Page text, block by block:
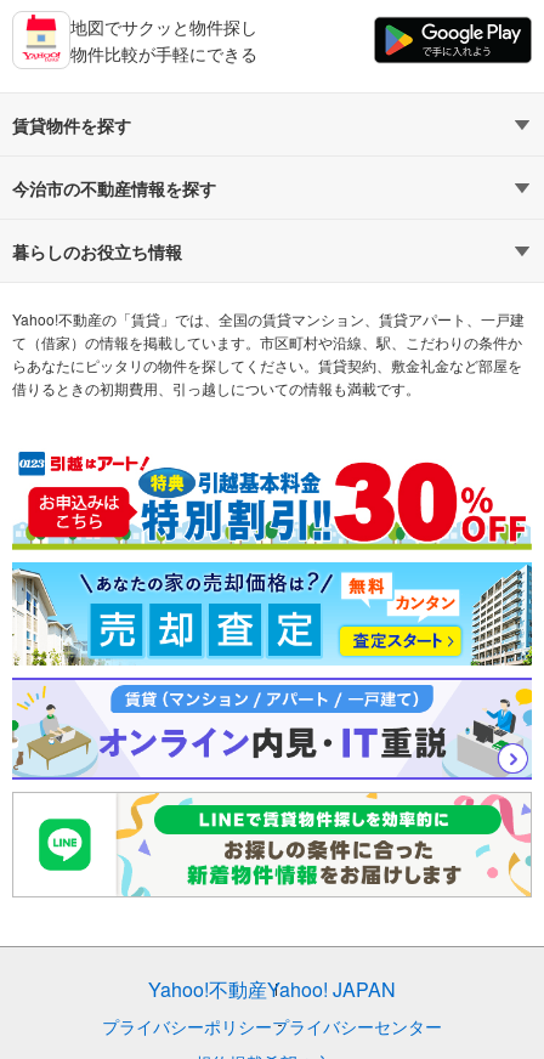
地図でサクッと物件探し
物件比較が手軽にできる
賃貸物件を探す
路線・駅から探す
通勤時間から探す
不動産会社から探す 希望の条件から探す
テーマから探す ランキングから探す
今治市の不動産情報を探す
不動産・住宅
新築マンション 中古マンション
新築一戸建て 中古一戸建て
売却査定
暮らしのお役立ち情報
マンションカタログ 教えて！住まいの先生
Yahoo!不動産の「賃貸」では、全国の賃貸マンション、賃貸アパート、一戸建
て（借家）の情報を掲載しています。市区町村や沿線、駅、こだわりの条件か
らあなたにピッタリの物件を探してください。賃貸契約、敷金礼金など部屋を
借りるときの初期費用、引っ越しについての情報も満載です。
Yahoo!不動産Yahoo! JAPAN
プライバシーポリシープライバシーセンター